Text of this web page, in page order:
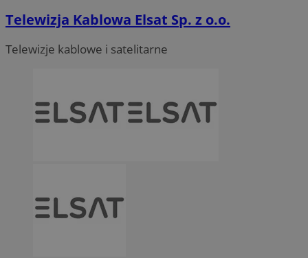
Telewizja Kablowa Elsat Sp. z o.o.
Telewizje kablowe i satelitarne